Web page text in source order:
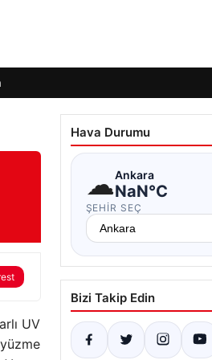
UV
Hava Durumu
☁Ankara
NaN°C
ŞEHIR SEÇ
Bizi Takip Edin